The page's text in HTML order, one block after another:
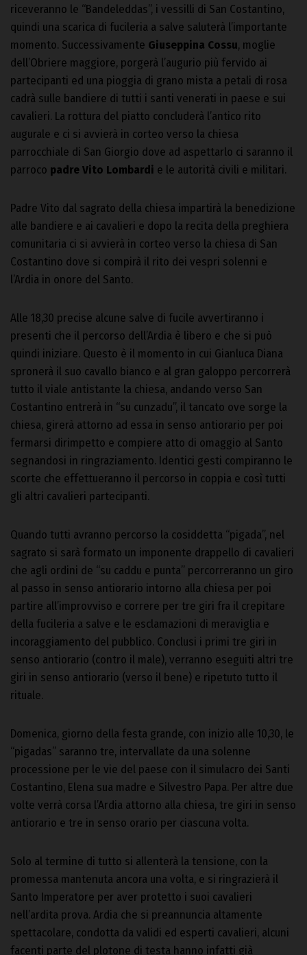
riceveranno le “Bandeleddas”, i vessilli di San Costantino,
quindi una scarica di fucileria a salve saluterà l’importante
momento. Successivamente Giuseppina Cossu, moglie
dell’Obriere maggiore, porgerà l’augurio più fervido ai
partecipanti ed una pioggia di grano mista a petali di rosa
cadrà sulle bandiere di tutti i santi venerati in paese e sui
cavalieri. La rottura del piatto concluderà l’antico rito
augurale e ci si avvierà in corteo verso la chiesa
parrocchiale di San Giorgio dove ad aspettarlo ci saranno il
parroco padre Vito Lombardi e le autorità civili e militari.
Padre Vito dal sagrato della chiesa impartirà la benedizione
alle bandiere e ai cavalieri e dopo la recita della preghiera
comunitaria ci si avvierà in corteo verso la chiesa di San
Costantino dove si compirà il rito dei vespri solenni e
l’Ardia in onore del Santo.
Alle 18,30 precise alcune salve di fucile avvertiranno i
presenti che il percorso dell’Ardia è libero e che si può
quindi iniziare. Questo è il momento in cui Gianluca Diana
spronerà il suo cavallo bianco e al gran galoppo percorrerà
tutto il viale antistante la chiesa, andando verso San
Costantino entrerà in “su cunzadu”, il tancato ove sorge la
chiesa, girerà attorno ad essa in senso antiorario per poi
fermarsi dirimpetto e compiere atto di omaggio al Santo
segnandosi in ringraziamento. Identici gesti compiranno le
scorte che effettueranno il percorso in coppia e così tutti
gli altri cavalieri partecipanti.
Quando tutti avranno percorso la cosiddetta “pigada”, nel
sagrato si sarà formato un imponente drappello di cavalieri
che agli ordini de “su caddu e punta” percorreranno un giro
al passo in senso antiorario intorno alla chiesa per poi
partire all’improvviso e correre per tre giri fra il crepitare
della fucileria a salve e le esclamazioni di meraviglia e
incoraggiamento del pubblico. Conclusi i primi tre giri in
senso antiorario (contro il male), verranno eseguiti altri tre
giri in senso antiorario (verso il bene) e ripetuto tutto il
rituale.
Domenica, giorno della festa grande, con inizio alle 10,30, le
“pigadas” saranno tre, intervallate da una solenne
processione per le vie del paese con il simulacro dei Santi
Costantino, Elena sua madre e Silvestro Papa. Per altre due
volte verrà corsa l’Ardia attorno alla chiesa, tre giri in senso
antiorario e tre in senso orario per ciascuna volta.
Solo al termine di tutto si allenterà la tensione, con la
promessa mantenuta ancora una volta, e si ringrazierà il
Santo Imperatore per aver protetto i suoi cavalieri
nell’ardita prova. Ardia che si preannuncia altamente
spettacolare, condotta da validi ed esperti cavalieri, alcuni
facenti parte del plotone di testa hanno infatti già